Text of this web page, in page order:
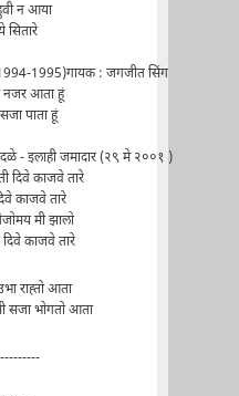
न आया
सितारे
1995)गायक : जगजीत सिंग
नजर आता हूं
पाता हूं
- इलाही जमादार (२९ मे २००१ )
दिवे काजवे तारे
काजवे तारे
मी झालो
काजवे तारे
राह्तो आता
सजा भोगतो आता